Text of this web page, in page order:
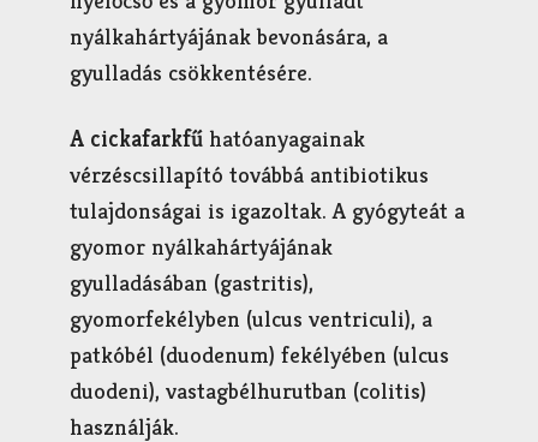
nyálkahártyájának bevonására, a
gyulladás csökkentésére.
A cickafarkfű hatóanyagainak
vérzéscsillapító továbbá antibiotikus
tulajdonságai is igazoltak. A gyógyteát a
gyomor nyálkahártyájának
gyulladásában (gastritis),
gyomorfekélyben (ulcus ventriculi), a
patkóbél (duodenum) fekélyében (ulcus
duodeni), vastagbélhurutban (colitis)
használják.